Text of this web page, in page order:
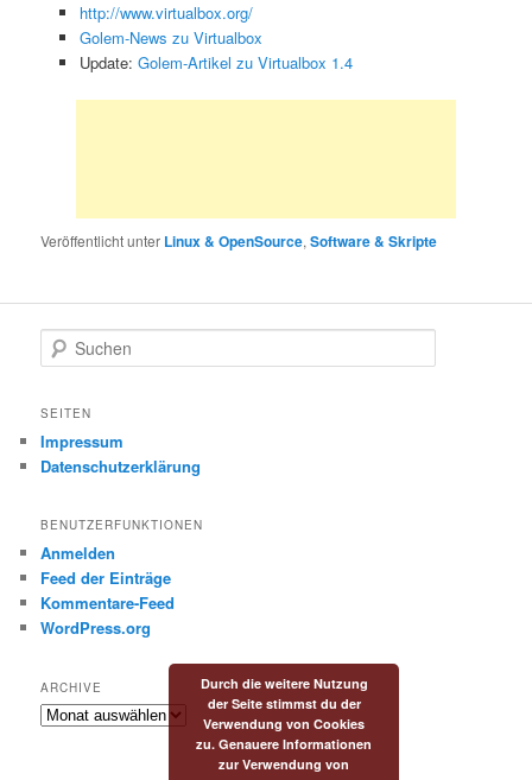
http://www.virtualbox.org/
Golem-News zu Virtualbox
Update: Golem-Artikel zu Virtualbox 1.4
Veröffentlicht unter Linux & OpenSource,Software & Skripte
u
h
n
SEITEN
Impressum
Datenschutzerklärung
BENUTZERFUNKTIONEN
Anmelden
Feed der Einträge
Kommentare-Feed
WordPress.org
ARCHIVE
Archive
Durch die weitere Nutzung
der Seite stimmst du der
Verwendung von Cookies
zu. Genauere Informationen
zur Verwendung von